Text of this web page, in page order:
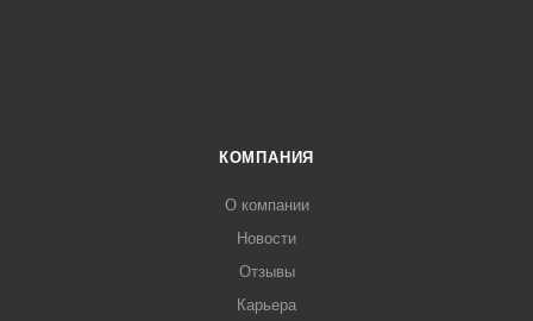
КОМПАНИЯ
О компании
Новости
Отзывы
Карьера